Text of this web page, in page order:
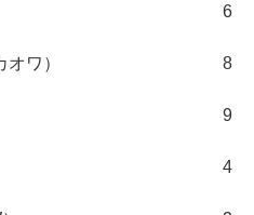
6
ワ） 8
9
4